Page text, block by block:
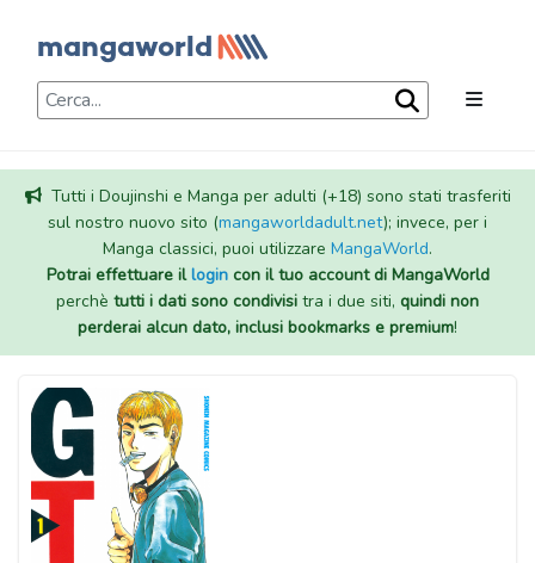
Tutti i Doujinshi e Manga per adulti (+18) sono stati trasferiti
sul nostro nuovo sito (mangaworldadult.net); invece, per i
Manga classici, puoi utilizzare MangaWorld.
Potrai effettuare illogincon il tuo account di MangaWorld
perchè tutti i dati sono condivisi tra i due siti, quindi non
perderai alcun dato, inclusi bookmarks e premium!